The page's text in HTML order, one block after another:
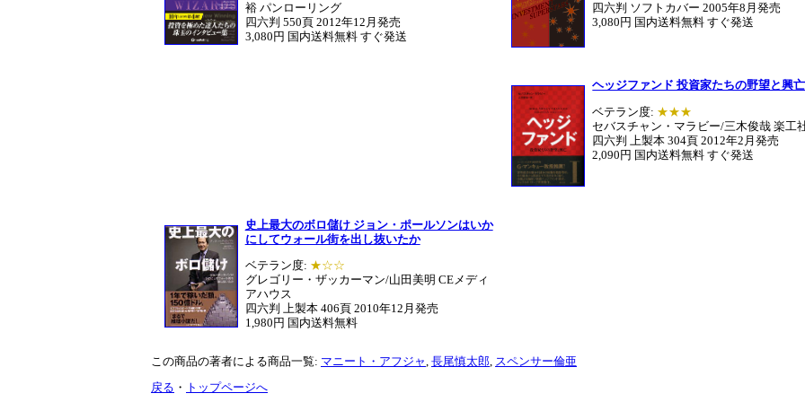
裕 パンローリング
四六判 550頁 2012年12月発売
3,080円 国内送料無料 すぐ発送
四六判 ソフトカバー 2005年8月発売
3,080円 国内送料無料 すぐ発送
ヘッジファンド 投資家たちの野望と興
ベテラン度: ★★★
セバスチャン・マラビー/三木俊哉 楽工
四六判 上製本 304頁 2012年2月発売
2,090円 国内送料無料 すぐ発送
史上最大のボロ儲け ジョン・ポールソンはいか
にしてウォール街を出し抜いたか
ベテラン度: ★☆☆
グレゴリー・ザッカーマン/山田美明 CEメディ
アハウス
四六判 上製本 406頁 2010年12月発売
1,980円 国内送料無料
この商品の著者による商品一覧: マニート・アフジャ 長尾慎太郎 スペンサー倫亜
戻る ・ トップページへ